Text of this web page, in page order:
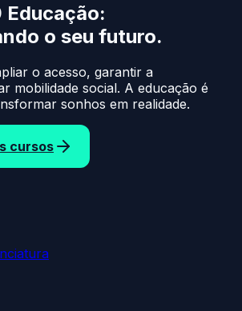
Educação:
o seu
o acesso, garantir a
mobilidade social. A educação é
sonhos em realidade.
cursos